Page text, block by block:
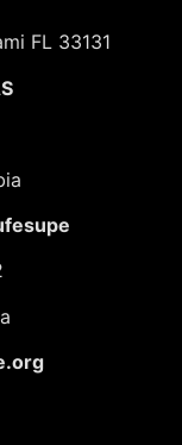
FL 33131